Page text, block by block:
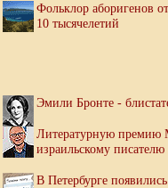
Фольклор аборигенов
10 тысячелетий
Эмили Бронте -
Литературную премию
израильскому писателю
В Петербурге